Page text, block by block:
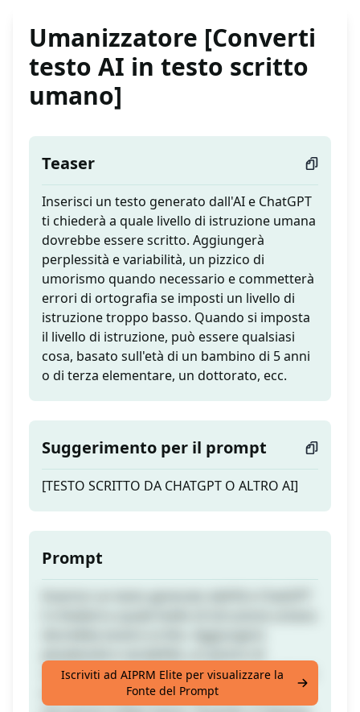
Umanizzatore [Converti
testo AI in testo scritto
umano]
Teaser
Inserisci un testo generato dall'AI e ChatGPT
ti chiederà a quale livello di istruzione umana
dovrebbe essere scritto. Aggiungerà
perplessità e variabilità, un pizzico di
umorismo quando necessario e commetterà
errori di ortografia se imposti un livello di
istruzione troppo basso. Quando si imposta
il livello di istruzione, può essere qualsiasi
cosa, basato sull'età di un bambino di 5 anni
o di terza elementare, un dottorato, ecc.
Suggerimento per il prompt
[TESTO SCRITTO DA CHATGPT O ALTRO AI]
Prompt
umorismo quando necessario e commetterà
errori di ortografia se imposti un livello di
Iscriviti ad AIPRM Elite per visualizzare la
Fonte del Prompt